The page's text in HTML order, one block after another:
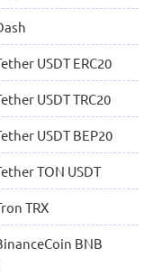
USDT ERC20
USDT TRC20
USDT BEP20
TON USDT
TRX
BNB